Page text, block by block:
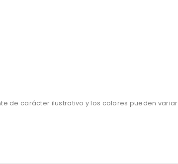
de carácter ilustrativo y los colores pueden variar